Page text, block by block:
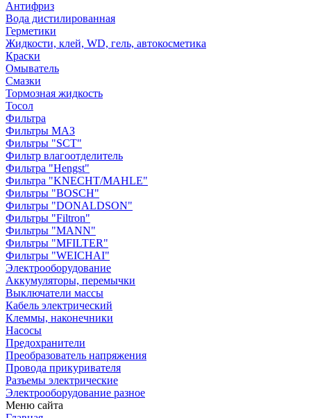
Антифриз
Вода дистилированная
Герметики
Жидкости, клей, WD, гель, автокосметика
Краски
Омыватель
Смазки
Тормозная жидкость
Тосол
Фильтра
Фильтры МАЗ
Фильтры "SCT"
Фильтр влагоотделитель
Фильтра "Hengst"
Фильтра "KNECHT/MAHLE"
Фильтры "BOSCH"
Фильтры "DONALDSON"
Фильтры "Filtron"
Фильтры "MANN"
Фильтры "MFILTER"
Фильтры "WEICHAI"
Электрооборудование
Аккумуляторы, перемычки
Выключатели массы
Кабель электрический
Клеммы, наконечники
Насосы
Предохранители
Преобразователь напряжения
Провода прикуривателя
Разъемы электрические
Электрооборудование разное
Меню сайта